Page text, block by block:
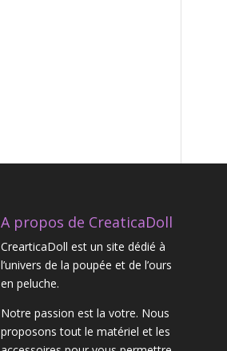
A propos de CreaticaDoll
CrearticaDoll est un site dédié à
l’univers de la poupée et de l’ours
en peluche.
Notre passion est la votre. Nous
proposons tout le matériel et les